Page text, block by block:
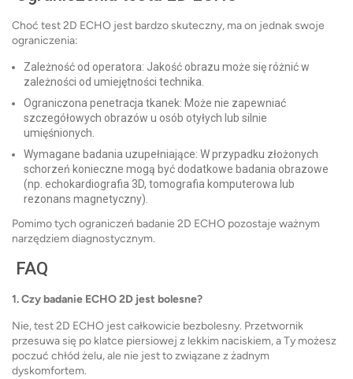
Choć test 2D ECHO jest bardzo skuteczny, ma on jednak swoje
ograniczenia:
Zależność od operatora: Jakość obrazu może się różnić w
zależności od umiejętności technika.
Ograniczona penetracja tkanek: Może nie zapewniać
szczegółowych obrazów u osób otyłych lub silnie
umięśnionych.
Wymagane badania uzupełniające: W przypadku złożonych
schorzeń konieczne mogą być dodatkowe badania obrazowe
(np. echokardiografia 3D, tomografia komputerowa lub
rezonans magnetyczny).
Pomimo tych ograniczeń badanie 2D ECHO pozostaje ważnym
narzędziem diagnostycznym.
FAQ
1. Czy badanie ECHO 2D ​​jest bolesne?
Nie, test 2D ECHO jest całkowicie bezbolesny. Przetwornik
przesuwa się po klatce piersiowej z lekkim naciskiem, a Ty możesz
poczuć chłód żelu, ale nie jest to związane z żadnym
dyskomfortem.